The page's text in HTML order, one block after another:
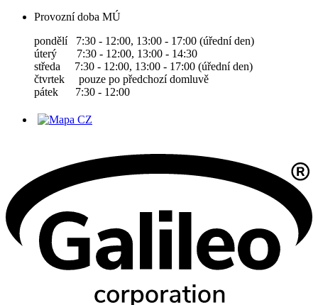
Provozní doba MÚ
pondělí 7:30 - 12:00, 13:00 - 17:00 (úřední den)
úterý 7:30 - 12:00, 13:00 - 14:30
středa 7:30 - 12:00, 13:00 - 17:00 (úřední den)
čtvrtek pouze po předchozí domluvě
pátek 7:30 - 12:00